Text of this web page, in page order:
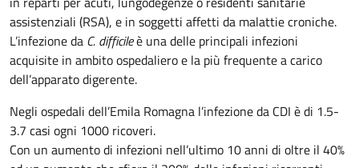
assistenziali (RSA), e in soggetti affetti da malattie croniche.
L’infezione da C. difficileè una delle principali infezioni
acquisite in ambito ospedaliero e la più frequente a carico
dell’apparato digerente.
Negli ospedali dell’Emila Romagna l’infezione da CDI è di 1.5-
3.7 casi ogni 1000 ricoveri.
Con un aumento di infezioni nell’ultimo 10 anni di oltre il 40%